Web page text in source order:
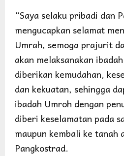
“Saya selaku pribadi dan
mengucapkan selamat
Umrah, semoga prajurit
akan melaksanakan
diberikan kemudahan,
dan kekuatan, sehingga
ibadah Umroh dengan
diberi keselamatan pada
maupun kembali ke tanah
Pangkostrad.